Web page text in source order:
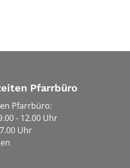
Pfarrbüro
Pfarrbüro:
- 12.00 Uhr
Uhr